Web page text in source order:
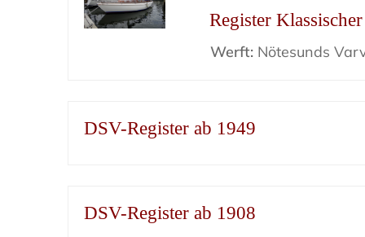
Register
Werft: Nötesunds
DSV-Register ab 1949
DSV-Register ab 1908